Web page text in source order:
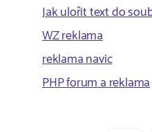
Jak ulořit text do
WZ reklama
reklama navic
PHP forum a reklama